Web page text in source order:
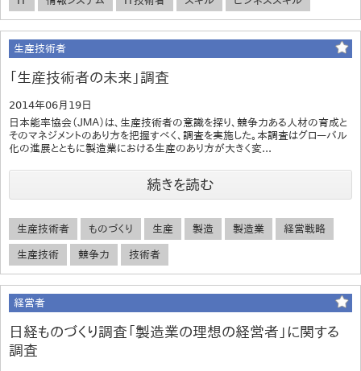
生産技術者
「生産技術者の未来」調査
2014年06月19日
日本能率協会（ＪＭＡ）は、生産技術者の意識を探り、競争力ある人材の育成と
そのマネジメントのあり方を把握すべく、調査を実施した。本調査はグローバル
化の進展とともに製造業における生産のあり方が大きく変...
続きを読む
生産技術者 ものづくり 生産 製造 製造業 経営戦略
生産技術 競争力 技術者
経営者
日経ものづくり調査「製造業の理想の経営者」に関する
調査